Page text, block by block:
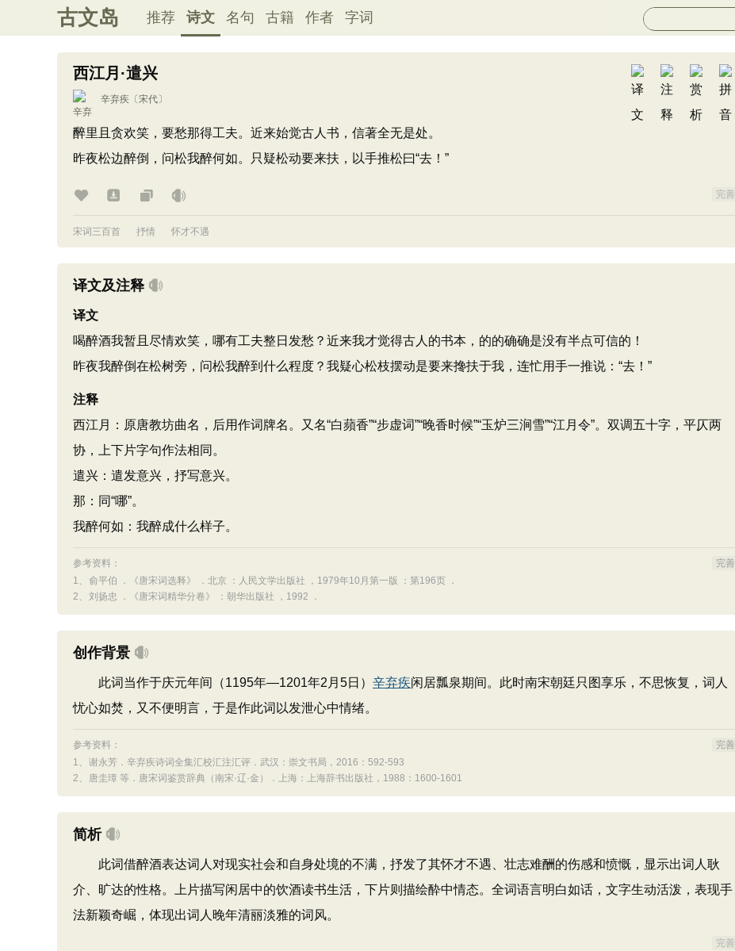
古文岛 推荐 诗文 名句 古籍 作者 字词
西江月·遣兴
辛弃疾 〔宋代〕
醉里且贪欢笑，要愁那得工夫。近来始觉古人书，信著全无是处。
昨夜松边醉倒，问松我醉何如。只疑松动要来扶，以手推松曰“去！”
完善
宋词三百首 抒情 怀才不遇
译文及注释
译文
喝醉酒我暂且尽情欢笑，哪有工夫整日发愁？近来我才觉得古人的书本，的的确确是没有半点可信的！
昨夜我醉倒在松树旁，问松我醉到什么程度？我疑心松枝摆动是要来搀扶于我，连忙用手一推说：“去！”
注释
西江月：原唐教坊曲名，后用作词牌名。又名“白蘋香”“步虚词”“晚香时候”“玉炉三涧雪”“江月令”。双调五十字，平仄两
协，上下片字句作法相同。
遣兴：遣发意兴，抒写意兴。
那：同“哪”。
我醉何如：我醉成什么样子。
参考资料：
完善
1、 俞平伯 ．《唐宋词选释》 ．北京 ：人民文学出版社 ，1979年10月第一版 ：第196页 ．
2、 刘扬忠 ．《唐宋词精华分卷》 ：朝华出版社 ，1992 ．
创作背景
此词当作于庆元年间（1195年—1201年2月5日） 辛弃疾闲居瓢泉期间。此时南宋朝廷只图享乐，不思恢复，词人
忧心如焚，又不便明言，于是作此词以发泄心中情绪。
参考资料：
完善
1、 谢永芳．辛弃疾诗词全集汇校汇注汇评．武汉：崇文书局，2016：592-593
2、
唐圭璋 等．唐宋词鉴赏辞典（南宋·辽·金）．上海：上海辞书出版社，1988：1600-1601
简析
此词借醉酒表达词人对现实社会和自身处境的不满，抒发了其怀才不遇、壮志难酬的伤感和愤慨，显示出词人耿
介、旷达的性格。上片描写闲居中的饮酒读书生活，下片则描绘酔中情态。全词语言明白如话，文字生动活泼，表现手
法新颖奇崛，体现出词人晚年清丽淡雅的词风。
完善